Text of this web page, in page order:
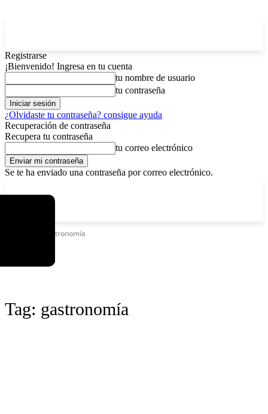
Registrarse
¡Bienvenido! Ingresa en tu cuenta
tu nombre de usuario
tu contraseña
¿Olvidaste tu contraseña? consigue ayuda
Recuperación de contraseña
Recupera tu contraseña
tu correo electrónico
Se te ha enviado una contraseña por correo electrónico.
Gastronomía
Tag: gastronomía